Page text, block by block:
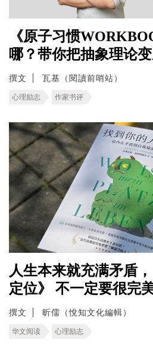
《原子习惯
哪？带你把抽象理论
撰文 瓦基（閱讀前哨站）
心理励志 作家书评
人生本来就充满矛盾
定位》 不一定要很完
撰文 昕儒（悅知文化編輯）
华文阅读 心理励志